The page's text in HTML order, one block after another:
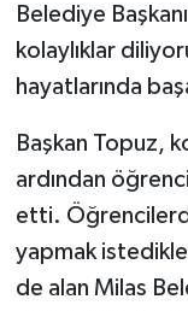
Belediye
kolaylıklar
hayatlarında
Başkan Topuz,
ardından
etti.
yapmak
de alan Milas